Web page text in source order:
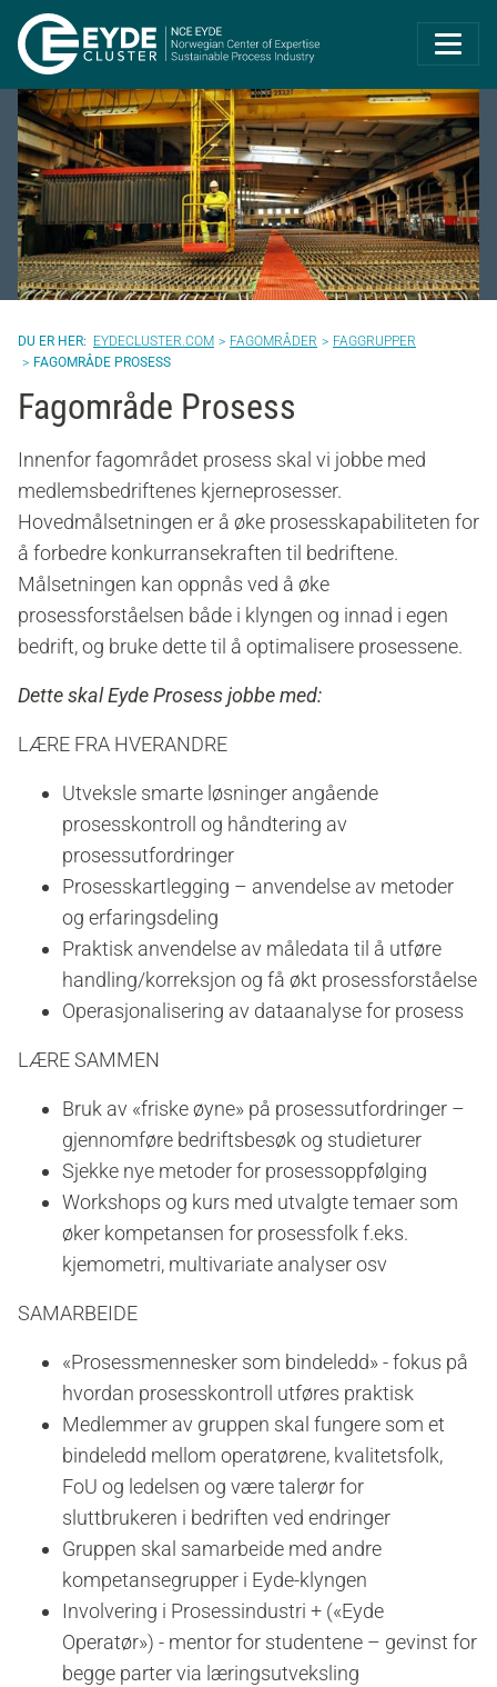
Eyde-Cluster |
EYDECLUSTER.COM FAGOMRÅDER
FAGGRUPPER
FAGOMRÅDE PROSESS
Fagområde Prosess
Innenfor fagområdet prosess skal vi jobbe med
medlemsbedriftenes kjerneprosesser.
Hovedmålsetningen er å øke prosesskapabiliteten for
å forbedre konkurransekraften til bedriftene.
Målsetningen kan oppnås ved å øke
prosessforståelsen både i klyngen og innad i egen
bedrift, og bruke dette til å optimalisere prosessene.
Dette skal Eyde Prosess jobbe med:
LÆRE FRA HVERANDRE
Utveksle smarte løsninger angående
prosesskontroll og håndtering av
prosessutfordringer
Prosesskartlegging – anvendelse av metoder
og erfaringsdeling
Praktisk anvendelse av måledata til å utføre
handling/korreksjon og få økt prosessforståelse
Operasjonalisering av dataanalyse for prosess
LÆRE SAMMEN
Bruk av «friske øyne» på prosessutfordringer –
gjennomføre bedriftsbesøk og studieturer
Sjekke nye metoder for prosessoppfølging
Workshops og kurs med utvalgte temaer som
øker kompetansen for prosessfolk f.eks.
kjemometri, multivariate analyser osv
SAMARBEIDE
«Prosessmennesker som bindeledd» - fokus på
hvordan prosesskontroll utføres praktisk
Medlemmer av gruppen skal fungere som et
bindeledd mellom operatørene, kvalitetsfolk,
FoU og ledelsen og være talerør for
sluttbrukeren i bedriften ved endringer
Gruppen skal samarbeide med andre
kompetansegrupper i Eyde-klyngen
Involvering i Prosessindustri + («Eyde
Operatør») - mentor for studentene – gevinst for
begge parter via læringsutveksling